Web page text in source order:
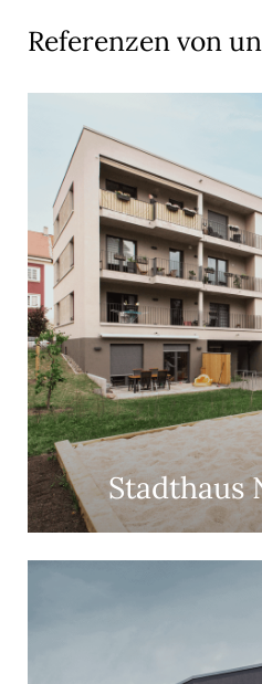
Referenzen von
Stadthaus